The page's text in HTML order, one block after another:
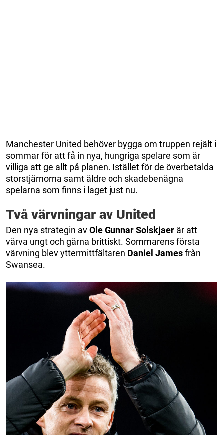
Manchester United behöver bygga om truppen rejält i
sommar för att få in nya, hungriga spelare som är
villiga att ge allt på planen. Istället för de överbetalda
storstjärnorna samt äldre och skadebenägna
spelarna som finns i laget just nu.
Två värvningar av United
Den nya strategin avOle Gunnar Solskjaer är att
värva ungt och gärna brittiskt. Sommarens första
värvning blev yttermittfältaren Daniel Jamesfrån
Swansea.